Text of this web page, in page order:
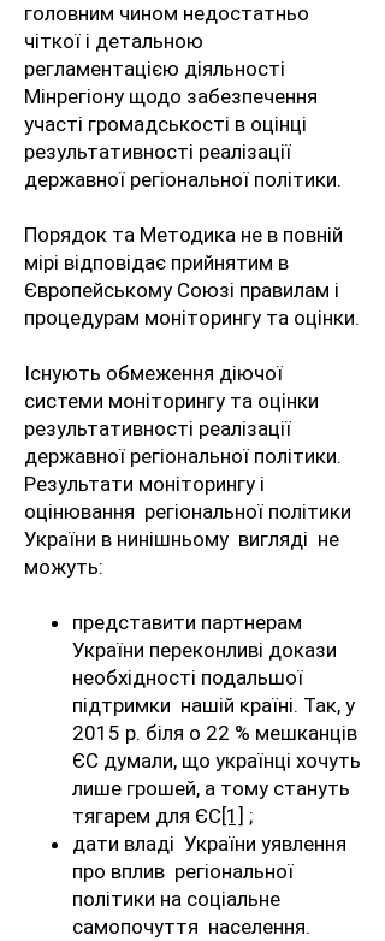
головним чином недостатньо
чіткої і детальною
регламентацією діяльності
Мінрегіону щодо забезпечення
участі громадськості в оцінці
результативності реалізації
державної регіональної політики.
Порядок та Методика не в повній
мірі відповідає прийнятим в
Європейському Союзі правилам і
процедурам моніторингу та оцінки.
Існують обмеження діючої
системи моніторингу та оцінки
результативності реалізації
державної регіональної політики.
Результати моніторингу і
оцінювання регіональної політики
України в нинішньому вигляді не
можуть:
представити партнерам
України переконливі докази
необхідності подальшої
підтримки нашій країні. Так, у
2015 р. біля о 22 % мешканців
ЄС думали, що українці хочуть
лише грошей, а тому стануть
тягарем для ЄС[1] ;
дати владі України уявлення
про вплив регіональної
політики на соціальне
самопочуття населення.